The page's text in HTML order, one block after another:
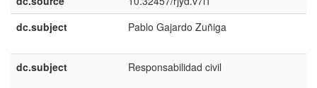
dc.subject
Pablo Gajardo Zuñiga
dc.subject Responsabilidad civil